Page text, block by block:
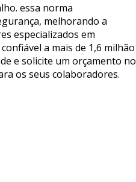
essa norma
melhorando a
especializados em
a mais de 1,6 milhão
e solicite um orçamento no
os seus colaboradores.